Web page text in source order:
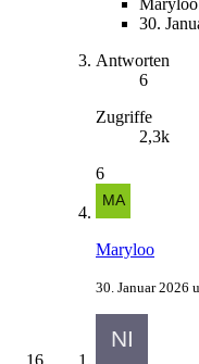
Maryloo
30.
Antworten
6
Zugriffe
2,3k
6
Maryloo
30. Januar 2026